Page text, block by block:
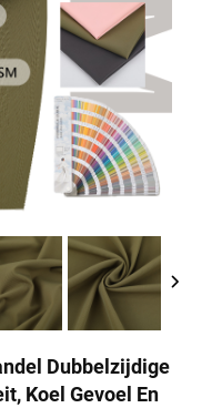
Dubbelzijdige
Koel Gevoel En